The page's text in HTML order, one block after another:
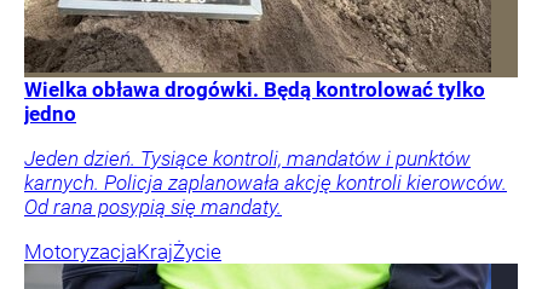
Wielka obława drogówki. Będą kontrolować tylko
jedno
Jeden dzień. Tysiące kontroli, mandatów i punktów
karnych. Policja zaplanowała akcję kontroli kierowców.
Od rana posypią się mandaty.
MotoryzacjaKrajŻycie